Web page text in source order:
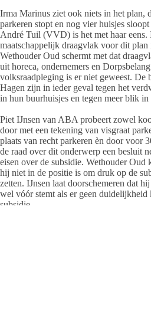
Irma Marinus ziet ook niets in het plan,
parkeren stopt en nog vier huisjes
André Tuil (VVD) is het met haar
maatschappelijk draagvlak voor dit plan
Wethouder Oud schermt met dat
uit horeca, ondernemers en
volksraadpleging is er niet geweest. De
Hagen zijn in ieder geval tegen het
in hun buurhuisjes en tegen meer blik in
Piet IJnsen van ABA probeert zowel
door met een tekening van visgraat
plaats van recht parkeren èn door voor
de raad over dit onderwerp een besluit
eisen over de subsidie. Wethouder Oud
hij niet in de positie is om druk op de
zetten. IJnsen laat doorschemeren dat
wel vóór stemt als er geen duidelijkheid
subsidie.